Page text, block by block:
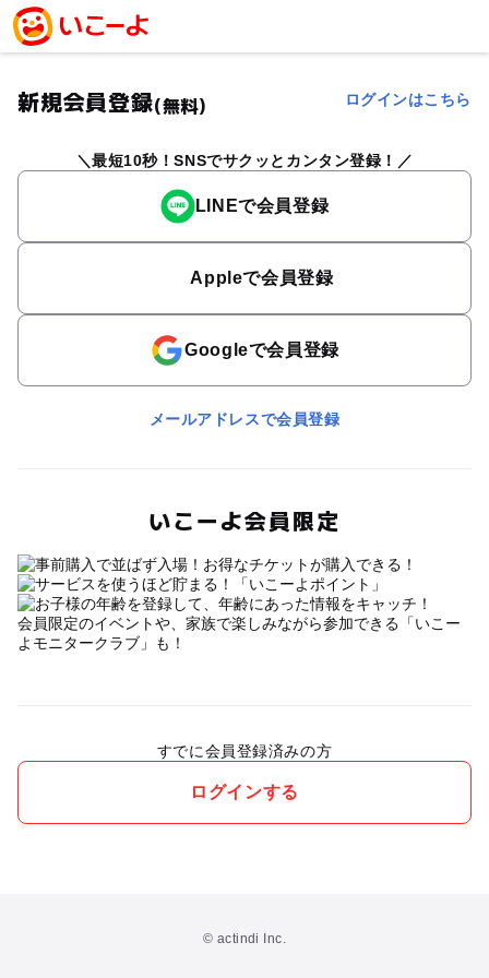
新規会員登録(無料) ログインはこちら
最短10秒！SNSでサクッとカンタン登録！
LINEで会員登録
Appleで会員登録
Googleで会員登録
メールアドレスで会員登録
いこーよ会員限定
会員限定のイベントや、家族で楽しみながら参加できる「いこー
よモニタークラブ」も！
すでに会員登録済みの方
ログインする
© actindi Inc.